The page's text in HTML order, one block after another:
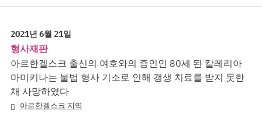
2021년 6월 21일
형사재판
아르한겔스크 출신의 여호와의 증인인 80세 된 칼레리아
마미키나는 불법 형사 기소로 인해 갱생 치료를 받지 못한
채 사망하였다
아르한겔스크 지역